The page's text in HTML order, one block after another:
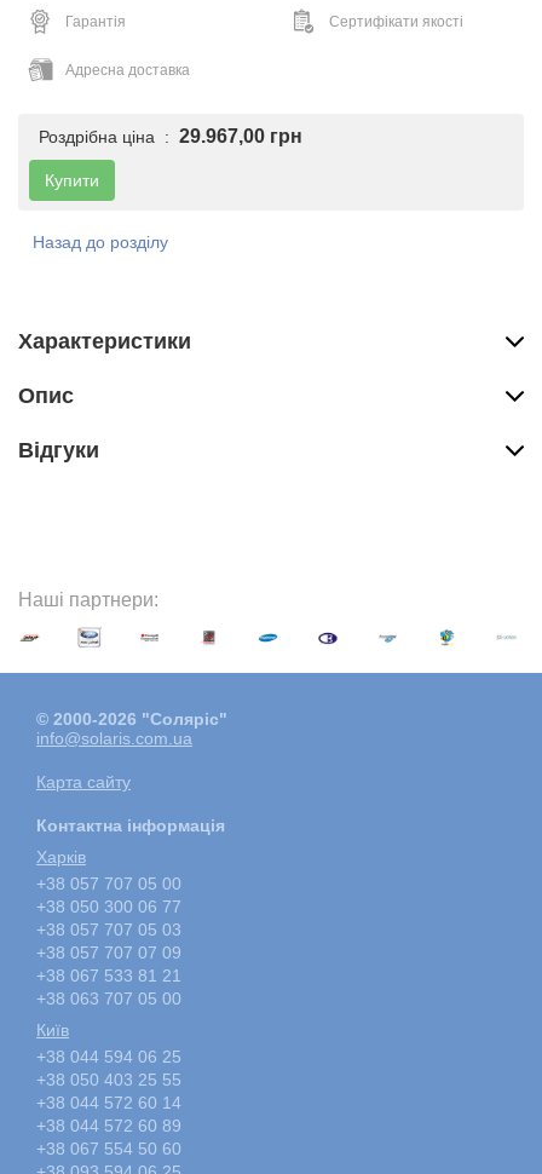
Гарантія Сертифікати якості
Адресна доставка
Роздрібна ціна : 29.967,00 грн
Купити
Назад до розділу
Характеристики
Опис
Вiдгуки
Наші партнери:
© 2000-2026 "Соляріс"
info@solaris.com.ua
Карта сайту
Контактна інформація
Харкiв
+38 057 707 05 00
+38 050 300 06 77
+38 057 707 05 03
+38 057 707 07 09
+38 067 533 81 21
+38 063 707 05 00
Київ
+38 044 594 06 25
+38 050 403 25 55
+38 044 572 60 14
+38 044 572 60 89
+38 067 554 50 60